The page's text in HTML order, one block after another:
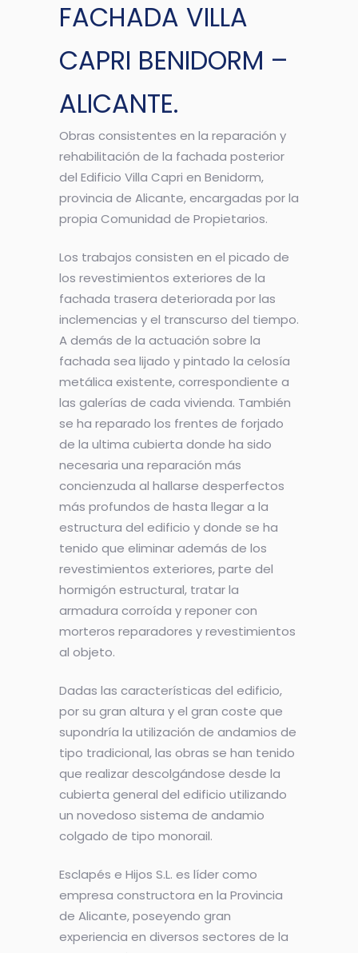
FACHADA VILLA
CAPRI BENIDORM –
ALICANTE.
Obras consistentes en la reparación y
rehabilitación de la fachada posterior
del Edificio Villa Capri en Benidorm,
provincia de Alicante, encargadas por la
propia Comunidad de Propietarios.
Los trabajos consisten en el picado de
los revestimientos exteriores de la
fachada trasera deteriorada por las
inclemencias y el transcurso del tiempo.
A demás de la actuación sobre la
fachada sea lijado y pintado la celosía
metálica existente, correspondiente a
las galerías de cada vivienda. También
se ha reparado los frentes de forjado
de la ultima cubierta donde ha sido
necesaria una reparación más
concienzuda al hallarse desperfectos
más profundos de hasta llegar a la
estructura del edificio y donde se ha
tenido que eliminar además de los
revestimientos exteriores, parte del
hormigón estructural, tratar la
armadura corroída y reponer con
morteros reparadores y revestimientos
al objeto.
Dadas las características del edificio,
por su gran altura y el gran coste que
supondría la utilización de andamios de
tipo tradicional, las obras se han tenido
que realizar descolgándose desde la
cubierta general del edificio utilizando
un novedoso sistema de andamio
colgado de tipo monorail.
Esclapés e Hijos S.L. es líder como
empresa constructora en la Provincia
de Alicante, poseyendo gran
experiencia en diversos sectores de la